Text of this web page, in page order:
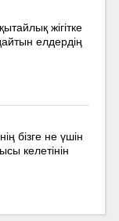
жігітке
елдердің
бізге не үшін
келетінін